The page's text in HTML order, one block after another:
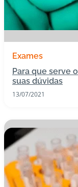
Exames
Para que serve
suas dúvidas
13/07/2021